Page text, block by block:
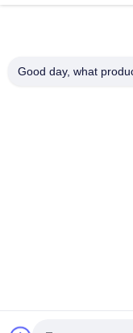
Keseluruhan
Tugas Berat untuk
Rating 16000kgs
Good day, what